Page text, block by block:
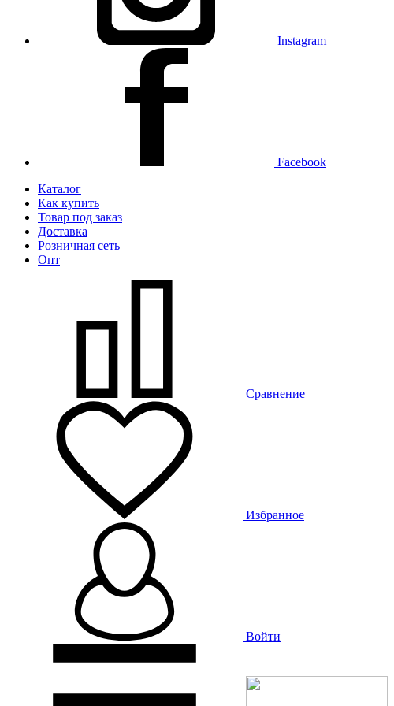
Instagram
Facebook
Каталог
Как купить
Товар под заказ
Доставка
Розничная сеть
Опт
Сравнение
Избранное
Войти